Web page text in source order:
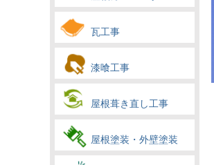
瓦工事
漆喰工事
屋根葺き直し工事
屋根塗装・外壁塗装